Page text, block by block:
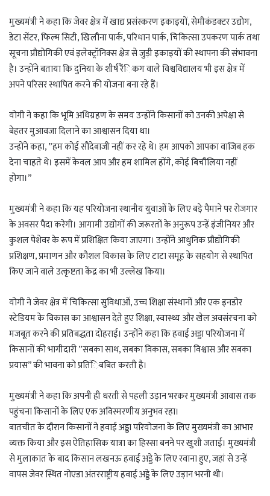
मुख्यमंत्री ने कहा कि जेवर क्षेत्र में खाद्य प्रसंस्करण इकाइयों, सेमीकंडक्टर उद्योग,
डेटा सेंटर, फिल्म सिटी, खिलौना पार्क, परिधान पार्क, चिकित्सा उपकरण पार्क तथा
सूचना प्रौद्योगिकी एवं इलेक्ट्रॉनिक्स क्षेत्र से जुड़ी इकाइयों की स्थापना की संभावना
है। उन्होंने बताया कि दुनिया के शीर्ष रैंंिकग वाले विश्वविद्यालय भी इस क्षेत्र में
अपने परिसर स्थापित करने की योजना बना रहे हैं।
योगी ने कहा कि भूमि अधिग्रहण के समय उन्होंने किसानों को उनकी अपेक्षा से
बेहतर मुआवजा दिलाने का आश्वासन दिया था।
उन्होंने कहा, ”हम कोई सौदेबाजी नहीं कर रहे थे। हम आपको आपका वाजिब हक
देना चाहते थे। इसमें केवल आप और हम शामिल होंगे, कोई बिचौलिया नहीं
होगा।”
मुख्यमंत्री ने कहा कि यह परियोजना स्थानीय युवाओं के लिए बड़े पैमाने पर रोजगार
के अवसर पैदा करेगी। आगामी उद्योगों की जरूरतों के अनुरूप उन्हें इंजीनियर और
कुशल पेशेवर के रूप में प्रशिक्षित किया जाएगा। उन्होंने आधुनिक प्रौद्योगिकी
प्रशिक्षण, प्रमाणन और कौशल विकास के लिए टाटा समूह के सहयोग से स्थापित
किए जाने वाले उत्कृष्टता केंद्र का भी उल्लेख किया।
योगी ने जेवर क्षेत्र में चिकित्सा सुविधाओं, उच्च शिक्षा संस्थानों और एक इनडोर
स्टेडियम के विकास का आश्वासन देते हुए शिक्षा, स्वास्थ्य और खेल अवसंरचना को
मजबूत करने की प्रतिबद्धता दोहराई। उन्होंने कहा कि हवाई अड्डा परियोजना में
किसानों की भागीदारी ”सबका साथ, सबका विकास, सबका विश्वास और सबका
प्रयास” की भावना को प्रतिंिबबित करती है।
मुख्यमंत्री ने कहा कि अपनी ही धरती से पहली उड़ान भरकर मुख्यमंत्री आवास तक
पहुंचना किसानों के लिए एक अविस्मरणीय अनुभव रहा।
बातचीत के दौरान किसानों ने हवाई अड्डा परियोजना के लिए मुख्यमंत्री का आभार
व्यक्त किया और इस ऐतिहासिक यात्रा का हिस्सा बनने पर खुशी जताई। मुख्यमंत्री
से मुलाकात के बाद किसान लखनऊ हवाई अड्डे के लिए रवाना हुए, जहां से उन्हें
वापस जेवर स्थित नोएडा अंतरराष्ट्रीय हवाई अड्डे के लिए उड़ान भरनी थी।